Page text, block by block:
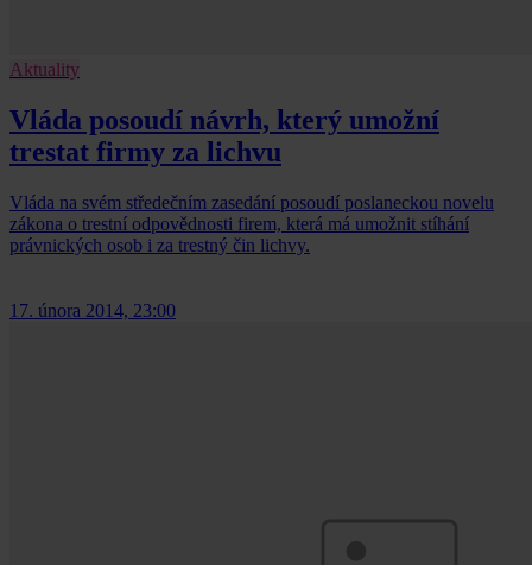
Aktuality
Vláda posoudí návrh, který umožní
trestat firmy za lichvu
Vláda na svém středečním zasedání posoudí poslaneckou novelu
zákona o trestní odpovědnosti firem, která má umožnit stíhání
právnických osob i za trestný čin lichvy.
17. února 2014, 23:00